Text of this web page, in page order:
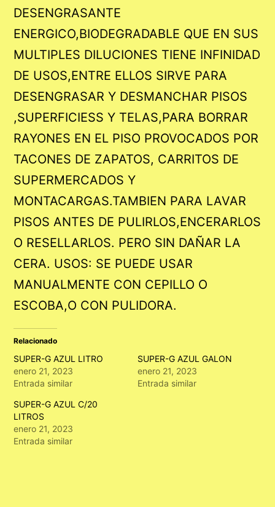
DESENGRASANTE
ENERGICO,BIODEGRADABLE QUE EN SUS
MULTIPLES DILUCIONES TIENE INFINIDAD
DE USOS,ENTRE ELLOS SIRVE PARA
DESENGRASAR Y DESMANCHAR PISOS
,SUPERFICIESS Y TELAS,PARA BORRAR
RAYONES EN EL PISO PROVOCADOS POR
TACONES DE ZAPATOS, CARRITOS DE
SUPERMERCADOS Y
MONTACARGAS.TAMBIEN PARA LAVAR
PISOS ANTES DE PULIRLOS,ENCERARLOS
O RESELLARLOS. PERO SIN DAÑAR LA
CERA. USOS: SE PUEDE USAR
MANUALMENTE CON CEPILLO O
ESCOBA,O CON PULIDORA.
Relacionado
SUPER-G AZUL LITRO
enero 21, 2023
Entrada similar
SUPER-G AZUL GALON
enero 21, 2023
Entrada similar
SUPER-G AZUL C/20
LITROS
enero 21, 2023
Entrada similar